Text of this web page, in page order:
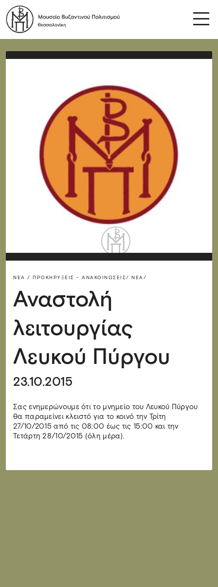
ΝΈΑ / ΠΡΟΚΗΡΎΞΕΙΣ - ΑΝΑΚΟΙΝΏΣΕΙΣ/ ΝΈΑ/
Αναστολή
λειτουργίας
Λευκού Πύργου
23.10.2015
Σας ενημερώνουμε ότι το μνημείο του Λευκού Πύργου
θα παραμείνει κλειστό για το κοινό την Τρίτη
27/10/2015 από τις 08:00 έως τις 15:00 και την
Τετάρτη 28/10/2015 (όλη μέρα).